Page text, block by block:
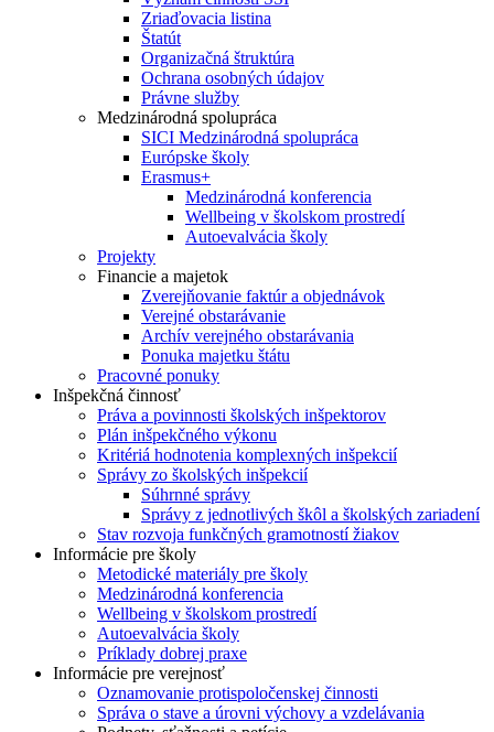
Zriaďovacia listina
Štatút
Organizačná štruktúra
Ochrana osobných údajov
Právne služby
Medzinárodná spolupráca
SICI Medzinárodná spolupráca
Európske školy
Erasmus+
Medzinárodná konferencia
Wellbeing v školskom prostredí
Autoevalvácia školy
Projekty
Financie a majetok
Zverejňovanie faktúr a objednávok
Verejné obstarávanie
Archív verejného obstarávania
Ponuka majetku štátu
Pracovné ponuky
Inšpekčná činnosť
Práva a povinnosti školských inšpektorov
Plán inšpekčného výkonu
Kritériá hodnotenia komplexných inšpekcií
Správy zo školských inšpekcií
Súhrnné správy
Správy z jednotlivých škôl a školských zariadení
Stav rozvoja funkčných gramotností žiakov
Informácie pre školy
Metodické materiály pre školy
Medzinárodná konferencia
Wellbeing v školskom prostredí
Autoevalvácia školy
Príklady dobrej praxe
Informácie pre verejnosť
Oznamovanie protispoločenskej činnosti
Správa o stave a úrovni výchovy a vzdelávania